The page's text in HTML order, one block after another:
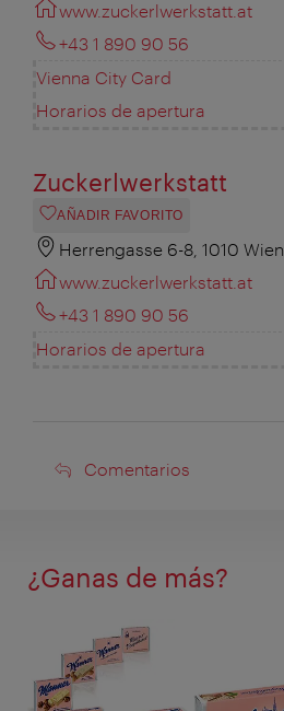
www.zuckerlwerkstatt.at
+43 1 890 90 56
Vienna City Card
Horarios de apertura
Zuckerlwerkstatt
AÑADIR FAVORITO
Herrengasse 6-8, 1010 Wien
www.zuckerlwerkstatt.at
+43 1 890 90 56
Horarios de apertura
Comentarios
Comentarios
¿Ganas de más?